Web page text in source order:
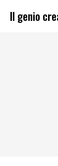
Il genio